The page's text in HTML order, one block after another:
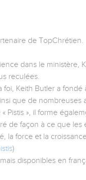
de TopChrétien.
dans le
reculées.
Keith Butler a
que de nombreuses
Pistis », il forme
de façon à ce que
la force et la
)
disponibles en